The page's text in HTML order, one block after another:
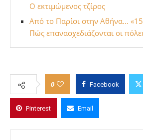
Ο εκτιμώμενος τζίρος
Από το Παρίσι στην Αθήνα…
Πώς επανασχεδιάζονται οι
0 Facebook
Pinterest Email